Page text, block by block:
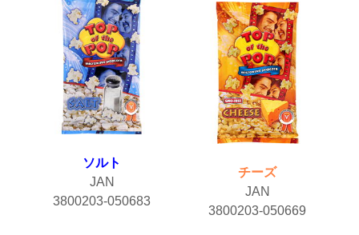
ソルト
JAN
3800203-050683
チーズ
JAN
3800203-050669